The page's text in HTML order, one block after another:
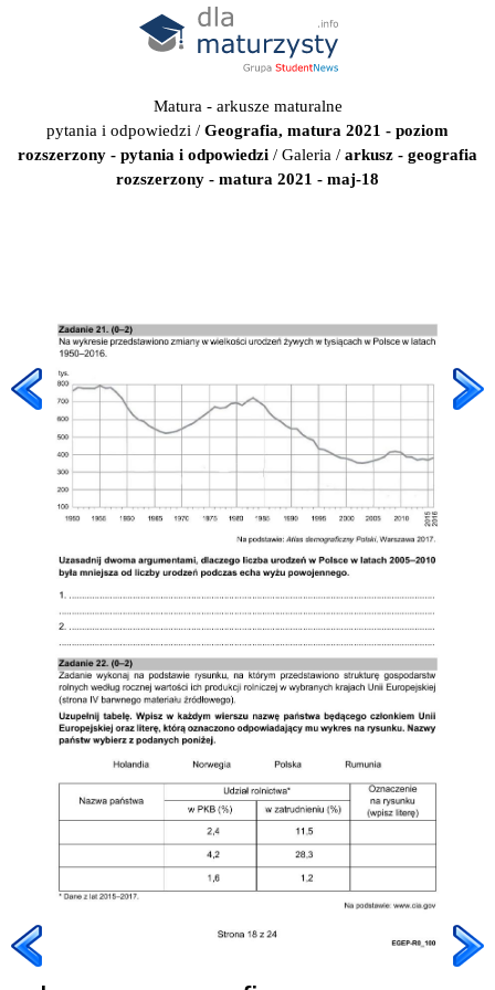
Matura - arkusze maturalne
pytania i odpowiedzi / Geografia, matura 2021 - poziom
rozszerzony - pytania i odpowiedzi / Galeria / arkusz - geografia
rozszerzony - matura 2021 - maj-18